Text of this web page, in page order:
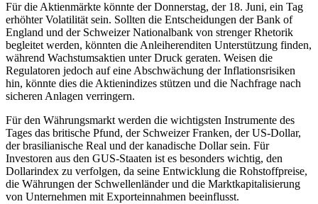
Für die Aktienmärkte könnte der Donnerstag, der 18. Juni, ein Tag
erhöhter Volatilität sein. Sollten die Entscheidungen der Bank of
England und der Schweizer Nationalbank von strenger Rhetorik
begleitet werden, könnten die Anleiherenditen Unterstützung finden,
während Wachstumsaktien unter Druck geraten. Weisen die
Regulatoren jedoch auf eine Abschwächung der Inflationsrisiken
hin, könnte dies die Aktienindizes stützen und die Nachfrage nach
sicheren Anlagen verringern.
Für den Währungsmarkt werden die wichtigsten Instrumente des
Tages das britische Pfund, der Schweizer Franken, der US-Dollar,
der brasilianische Real und der kanadische Dollar sein. Für
Investoren aus den GUS-Staaten ist es besonders wichtig, den
Dollarindex zu verfolgen, da seine Entwicklung die Rohstoffpreise,
die Währungen der Schwellenländer und die Marktkapitalisierung
von Unternehmen mit Exporteinnahmen beeinflusst.